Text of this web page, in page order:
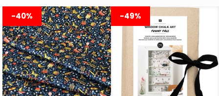
était :
8.90€.
est :
7.10€.
était :
40.60€.
est :
24.36€.
-40% -49%